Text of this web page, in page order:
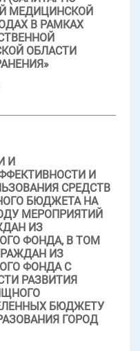
МЕДИЦИНСКОЙ
В РАМКАХ
ОБЛАСТИ
И
И
СРЕДСТВ
БЮДЖЕТА НА
МЕРОПРИЯТИЙ
ИЗ
ФОНДА, В ТОМ
ИЗ
ФОНДА С
РАЗВИТИЯ
БЮДЖЕТУ
ГОРОД